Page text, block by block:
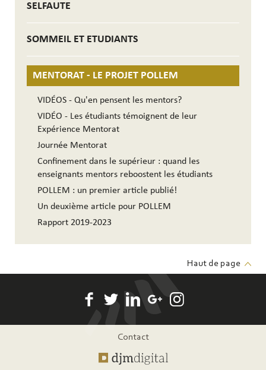
SELFAUTE
SOMMEIL ET ETUDIANTS
MENTORAT - LE PROJET POLLEM
VIDÉOS - Qu'en pensent les mentors?
VIDÉO - Les étudiants témoignent de leur
Expérience Mentorat
Journée Mentorat
Confinement dans le supérieur : quand les
enseignants mentors reboostent les étudiants
POLLEM : un premier article publié!
Un deuxième article pour POLLEM
Rapport 2019-2023
Haut de page
Contact